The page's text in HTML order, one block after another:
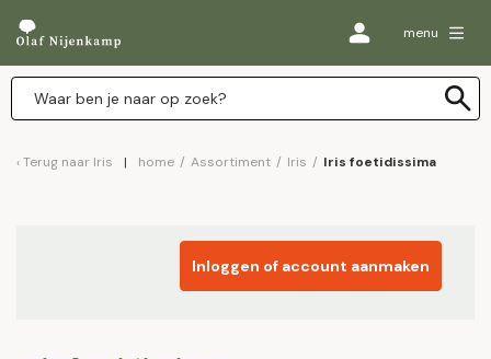
menu
Terug naar Iris home / Assortiment / Iris / Iris foetidissima
Inloggen of account aanmaken